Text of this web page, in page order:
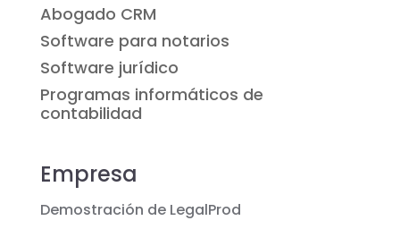
Abogado CRM
Software para notarios
Software jurídico
Programas informáticos de
contabilidad
Empresa
Demostración de LegalProd